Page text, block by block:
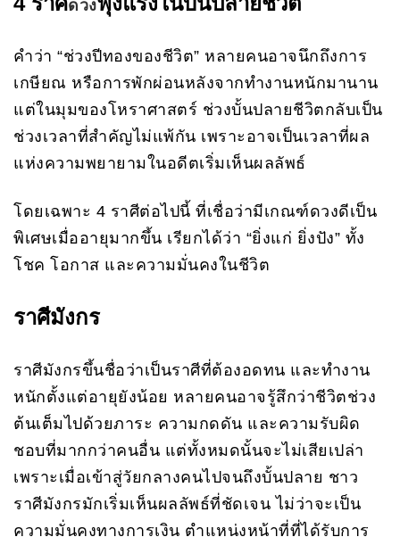
ดวง
คำว่า “ช่วงปีทองของชีวิต” หลายคนอาจนึกถึงการ
เกษียณ หรือการพักผ่อนหลังจากทำงานหนักมานาน
แต่ในมุมของโหราศาสตร์ ช่วงบั้นปลายชีวิตกลับเป็น
ช่วงเวลาที่สำคัญไม่แพ้กัน เพราะอาจเป็นเวลาที่ผล
แห่งความพยายามในอดีตเริ่มเห็นผลลัพธ์
โดยเฉพาะ 4 ราศีต่อไปนี้ ที่เชื่อว่ามีเกณฑ์ดวงดีเป็น
พิเศษเมื่ออายุมากขึ้น เรียกได้ว่า “ยิ่งแก่ ยิ่งปัง” ทั้ง
โชค โอกาส และความมั่นคงในชีวิต
ราศีมังกร
ราศีมังกรขึ้นชื่อว่าเป็นราศีที่ต้องอดทน และทำงาน
หนักตั้งแต่อายุยังน้อย หลายคนอาจรู้สึกว่าชีวิตช่วง
ต้นเต็มไปด้วยภาระ ความกดดัน และความรับผิด
ชอบที่มากกว่าคนอื่น แต่ทั้งหมดนั้นจะไม่เสียเปล่า
เพราะเมื่อเข้าสู่วัยกลางคนไปจนถึงบั้นปลาย ชาว
ราศีมังกรมักเริ่มเห็นผลลัพธ์ที่ชัดเจน ไม่ว่าจะเป็น
ความมั่นคงทางการเงิน ตำแหน่งหน้าที่ที่ได้รับการ